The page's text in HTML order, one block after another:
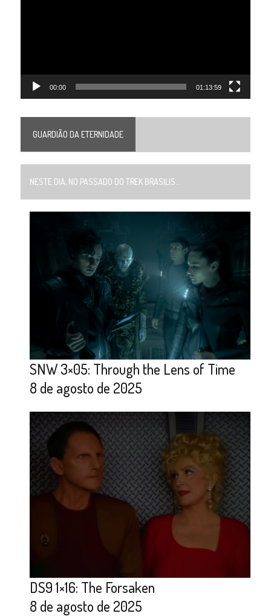
00:00 01:13:59
GUARDIÃO DA ETERNIDADE
NESTE DIA, NO PASSADO DO TREK BRASILIS...
SNW 3×05: Through the Lens of Time
8 de agosto de 2025
DS9 1×16: The Forsaken
8 de agosto de 2025